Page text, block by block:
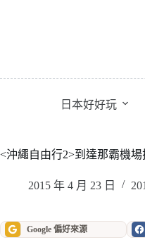
內
日本好好玩
<沖繩自由行2>到達那霸機
2015 年 4 月 23 日
Google 偏好來源